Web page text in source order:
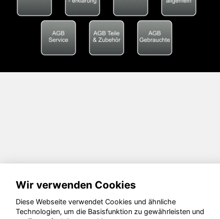
Wir verwenden Cookies
Diese Webseite verwendet Cookies und ähnliche
Technologien, um die Basisfunktion zu gewährleisten und